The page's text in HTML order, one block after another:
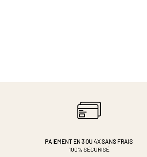
PAIEMENT EN 3 OU 4XSANS FRAIS
100% SÉCURISÉ